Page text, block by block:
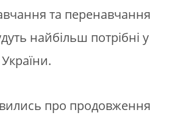
та перенавчання
найбільш потрібні у
про продовження